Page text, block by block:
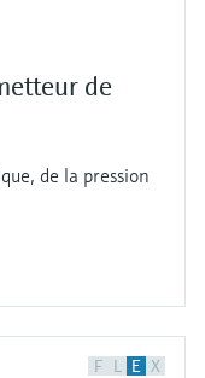
de
de la pression
F L E X